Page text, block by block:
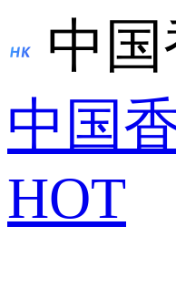
中
中国
HOT